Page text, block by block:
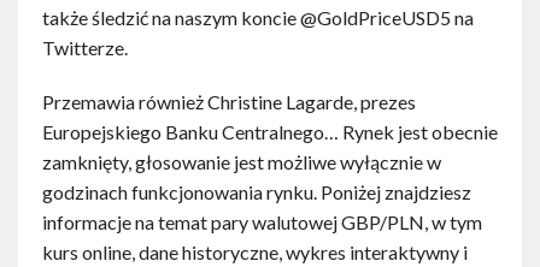
także śledzić na naszym koncie @GoldPriceUSD5 na
Twitterze.
Przemawia również Christine Lagarde, prezes
Europejskiego Banku Centralnego… Rynek jest obecnie
zamknięty, głosowanie jest możliwe wyłącznie w
godzinach funkcjonowania rynku. Poniżej znajdziesz
informacje na temat pary walutowej GBP/PLN, w tym
kurs online, dane historyczne, wykres interaktywny i